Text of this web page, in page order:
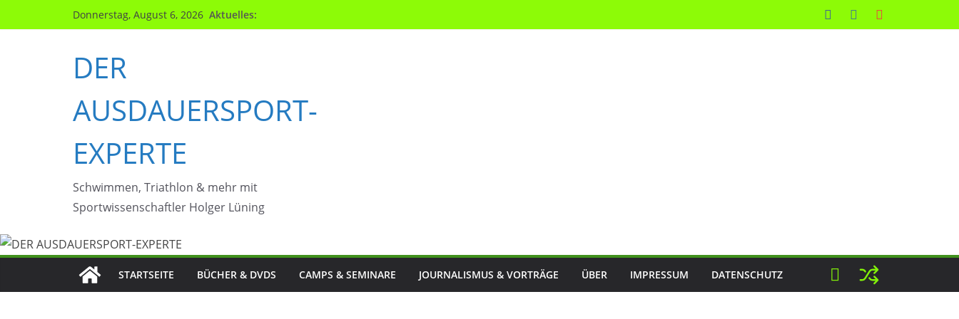
Inhalt
Donnerstag, August 6, 2026 Aktuelles:
DER
AUSDAUERSPORT-
EXPERTE
Schwimmen, Triathlon & mehr mit
Sportwissenschaftler Holger Lüning
STARTSEITE BÜCHER & DVDS CAMPS & SEMINARE JOURNALISMUS & VORTRÄGE ÜBER IMPRESSUM DATENSCHUTZ